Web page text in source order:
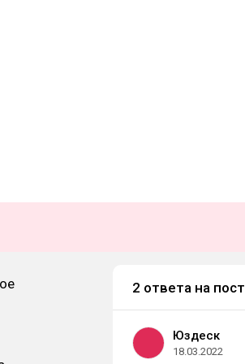
2 ответа на пост
Юздеск
18.03.2022